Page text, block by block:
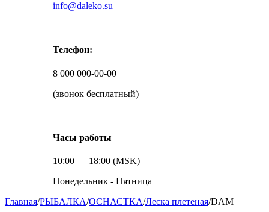
info@daleko.su
Телефон:
8 000 000-00-00
(звонок бесплатный)
Часы работы
10:00 — 18:00 (MSK)
Понедельник - Пятница
Главная/РЫБАЛКА/ОСНАСТКА/Леска плетеная/DAM